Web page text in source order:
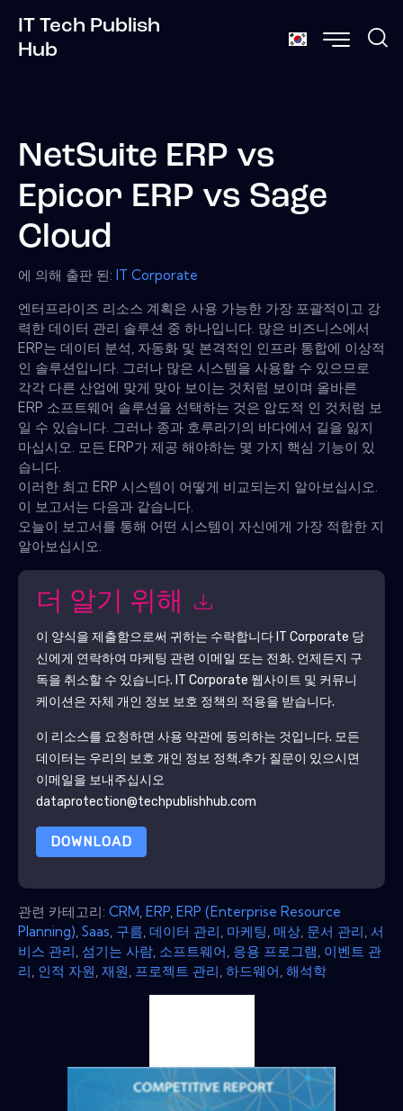
IT Tech Publish
Hub
NetSuite ERP vs
Epicor ERP vs Sage
Cloud
에 의해 출판 된: IT Corporate
엔터프라이즈 리소스 계획은 사용 가능한 가장 포괄적이고 강
력한 데이터 관리 솔루션 중 하나입니다. 많은 비즈니스에서
ERP는 데이터 분석, 자동화 및 본격적인 인프라 통합에 이상적
인 솔루션입니다. 그러나 많은 시스템을 사용할 수 있으므로
각각 다른 산업에 맞게 맞아 보이는 것처럼 보이며 올바른
ERP 소프트웨어 솔루션을 선택하는 것은 압도적 인 것처럼 보
일 수 있습니다. 그러나 종과 호루라기의 바다에서 길을 잃지
마십시오. 모든 ERP가 제공 해야하는 몇 가지 핵심 기능이 있
습니다.
이러한 최고 ERP 시스템이 어떻게 비교되는지 알아보십시오.
이 보고서는 다음과 같습니다.
오늘이 보고서를 통해 어떤 시스템이 자신에게 가장 적합한 지
알아보십시오.
더 알기 위해
이 양식을 제출함으로써 귀하는 수락합니다 IT Corporate 당
신에게 연락하여 마케팅 관련 이메일 또는 전화. 언제든지 구
독을 취소할 수 있습니다. IT Corporate 웹사이트 및 커뮤니
케이션은 자체 개인 정보 보호 정책의 적용을 받습니다.
이 리소스를 요청하면 사용 약관에 동의하는 것입니다. 모든
데이터는 우리의 보호 개인 정보 정책.추가 질문이 있으시면
이메일을 보내주십시오
dataprotection@techpublishhub.com
DOWNLOAD
관련 카테고리: CRM ERP ERP (Enterprise Resource
Planning) Saas 구름 데이터 관리 마케팅 매상 문서 관리 서
비스 관리 섬기는 사람 소프트웨어 응용 프로그램 이벤트 관
리 인적 자원 재원 프로젝트 관리 하드웨어 해석학